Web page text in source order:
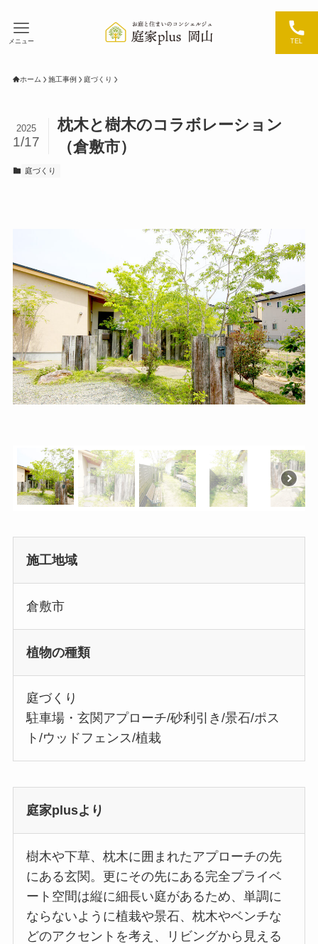
TEL
メニュー
ホーム 施工事例 庭づくり
枕木と樹木のコラボレーション
（倉敷市）
2025
1/17
庭づくり
施工地域
倉敷市
植物の種類
庭づくり
駐車場・玄関アプローチ/砂利引き/景石/ポス
ト/ウッドフェンス/植栽
庭家plusより
樹木や下草、枕木に囲まれたアプローチの先
にある玄関。更にその先にある完全プライベ
ート空間は縦に細長い庭があるため、単調に
ならないように植栽や景石、枕木やベンチな
どのアクセントを考え、リビングから見える